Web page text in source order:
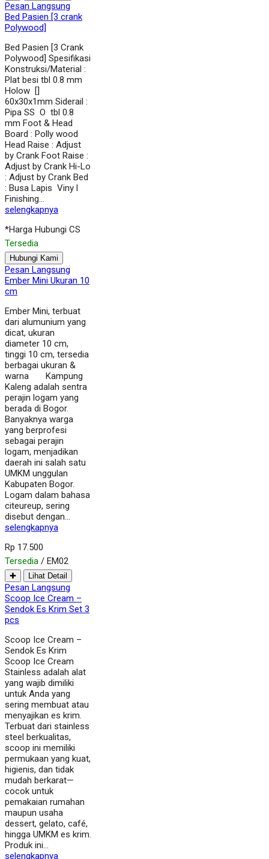
Pesan Langsung
Bed Pasien [3 crank
Polywood]
Bed Pasien [3 Crank
Polywood] Spesifikasi
Konstruksi/Material :
Plat besi tbl 0.8 mm
Holow []
60x30x1mm Siderail :
Pipa SS O tbl 0.8
mm Foot & Head
Board : Polly wood
Head Raise : Adjust
by Crank Foot Raise :
Adjust by Crank Hi-Lo
: Adjust by Crank Bed
: Busa Lapis Viny l
Finishing…
selengkapnya
*Harga Hubungi CS
Tersedia
Hubungi Kami
Pesan Langsung
Ember Mini Ukuran 10
cm
Ember Mini, terbuat
dari alumunium yang
dicat, ukuran
diameter 10 cm,
tinggi 10 cm, tersedia
berbagai ukuran &
warna Kampung
Kaleng adalah sentra
perajin logam yang
berada di Bogor.
Banyaknya warga
yang berprofesi
sebagai perajin
logam, menjadikan
daerah ini salah satu
UMKM unggulan
Kabupaten Bogor.
Logam dalam bahasa
citeureup, sering
disebut dengan…
selengkapnya
Rp 17.500
Tersedia / EM02
✚ Lihat Detail
Pesan Langsung
Scoop Ice Cream –
Sendok Es Krim Set 3
pcs
Scoop Ice Cream –
Sendok Es Krim
Scoop Ice Cream
Stainless adalah alat
yang wajib dimiliki
untuk Anda yang
sering membuat atau
menyajikan es krim.
Terbuat dari stainless
steel berkualitas,
scoop ini memiliki
permukaan yang kuat,
higienis, dan tidak
mudah berkarat—
cocok untuk
pemakaian rumahan
maupun usaha
dessert, gelato, café,
hingga UMKM es krim.
Produk ini…
selengkapnya